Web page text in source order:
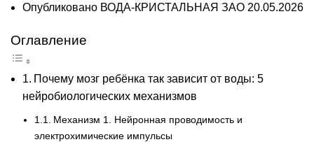
Опубликовано ВОДА-КРИСТАЛЬНАЯ ЗАО 20.05.2026
Оглавление
Почему мозг ребёнка так зависит от воды: 5
нейробиологических механизмов
Механизм 1. Нейронная проводимость и
электрохимические импульсы